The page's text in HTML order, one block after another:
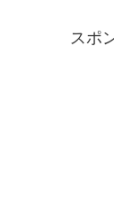
スポ